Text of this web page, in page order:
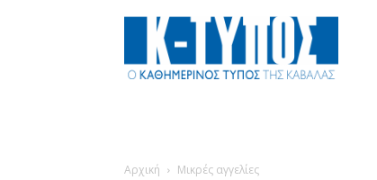
Κ-
ΤΥΠΟΣ
Αρχική Μικρές αγγελίες